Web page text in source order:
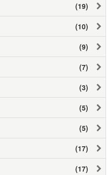
(19)
(10)
(9)
(7)
(3)
(5)
(5)
(17)
(17)